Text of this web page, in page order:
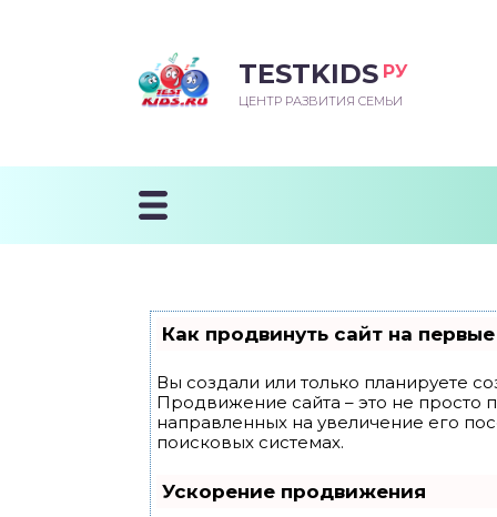
TESTKIDS РУ
ЦЕНТР РАЗВИТИЯ СЕМЬИ
Как продвинуть сайт на
Вы создали или только планируете
Продвижение сайта – это не просто
направленных на увеличение его
поисковых системах.
Ускорение продвижения
МЕСЯЦ
ПЕРВОГО
УЧИТСЯ
ПОСЛЕ ГОДА
К ШКОЛЕ
ДОШКОЛЬНИКА
ШКОЛА
ШКОЛЬНИКА
ШКОЛЬНИКА